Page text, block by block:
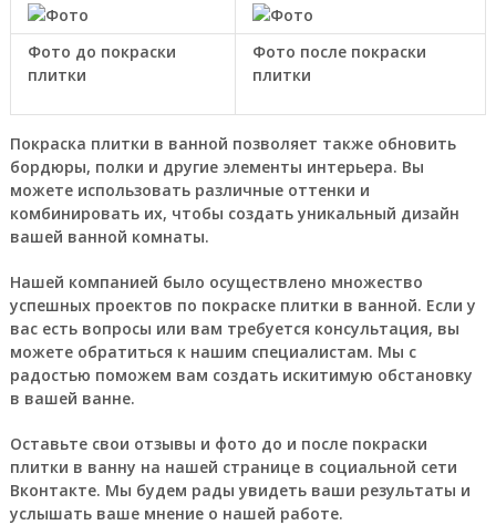
Фото до покраски
плитки
Фото после покраски
плитки
Покраска плитки в ванной позволяет также обновить
бордюры, полки и другие элементы интерьера. Вы
можете использовать различные оттенки и
комбинировать их, чтобы создать уникальный дизайн
вашей ванной комнаты.
Нашей компанией было осуществлено множество
успешных проектов по покраске плитки в ванной. Если у
вас есть вопросы или вам требуется консультация, вы
можете обратиться к нашим специалистам. Мы с
радостью поможем вам создать искитимую обстановку
в вашей ванне.
Оставьте свои отзывы и фото до и после покраски
плитки в ванну на нашей странице в социальной сети
Вконтакте. Мы будем рады увидеть ваши результаты и
услышать ваше мнение о нашей работе.